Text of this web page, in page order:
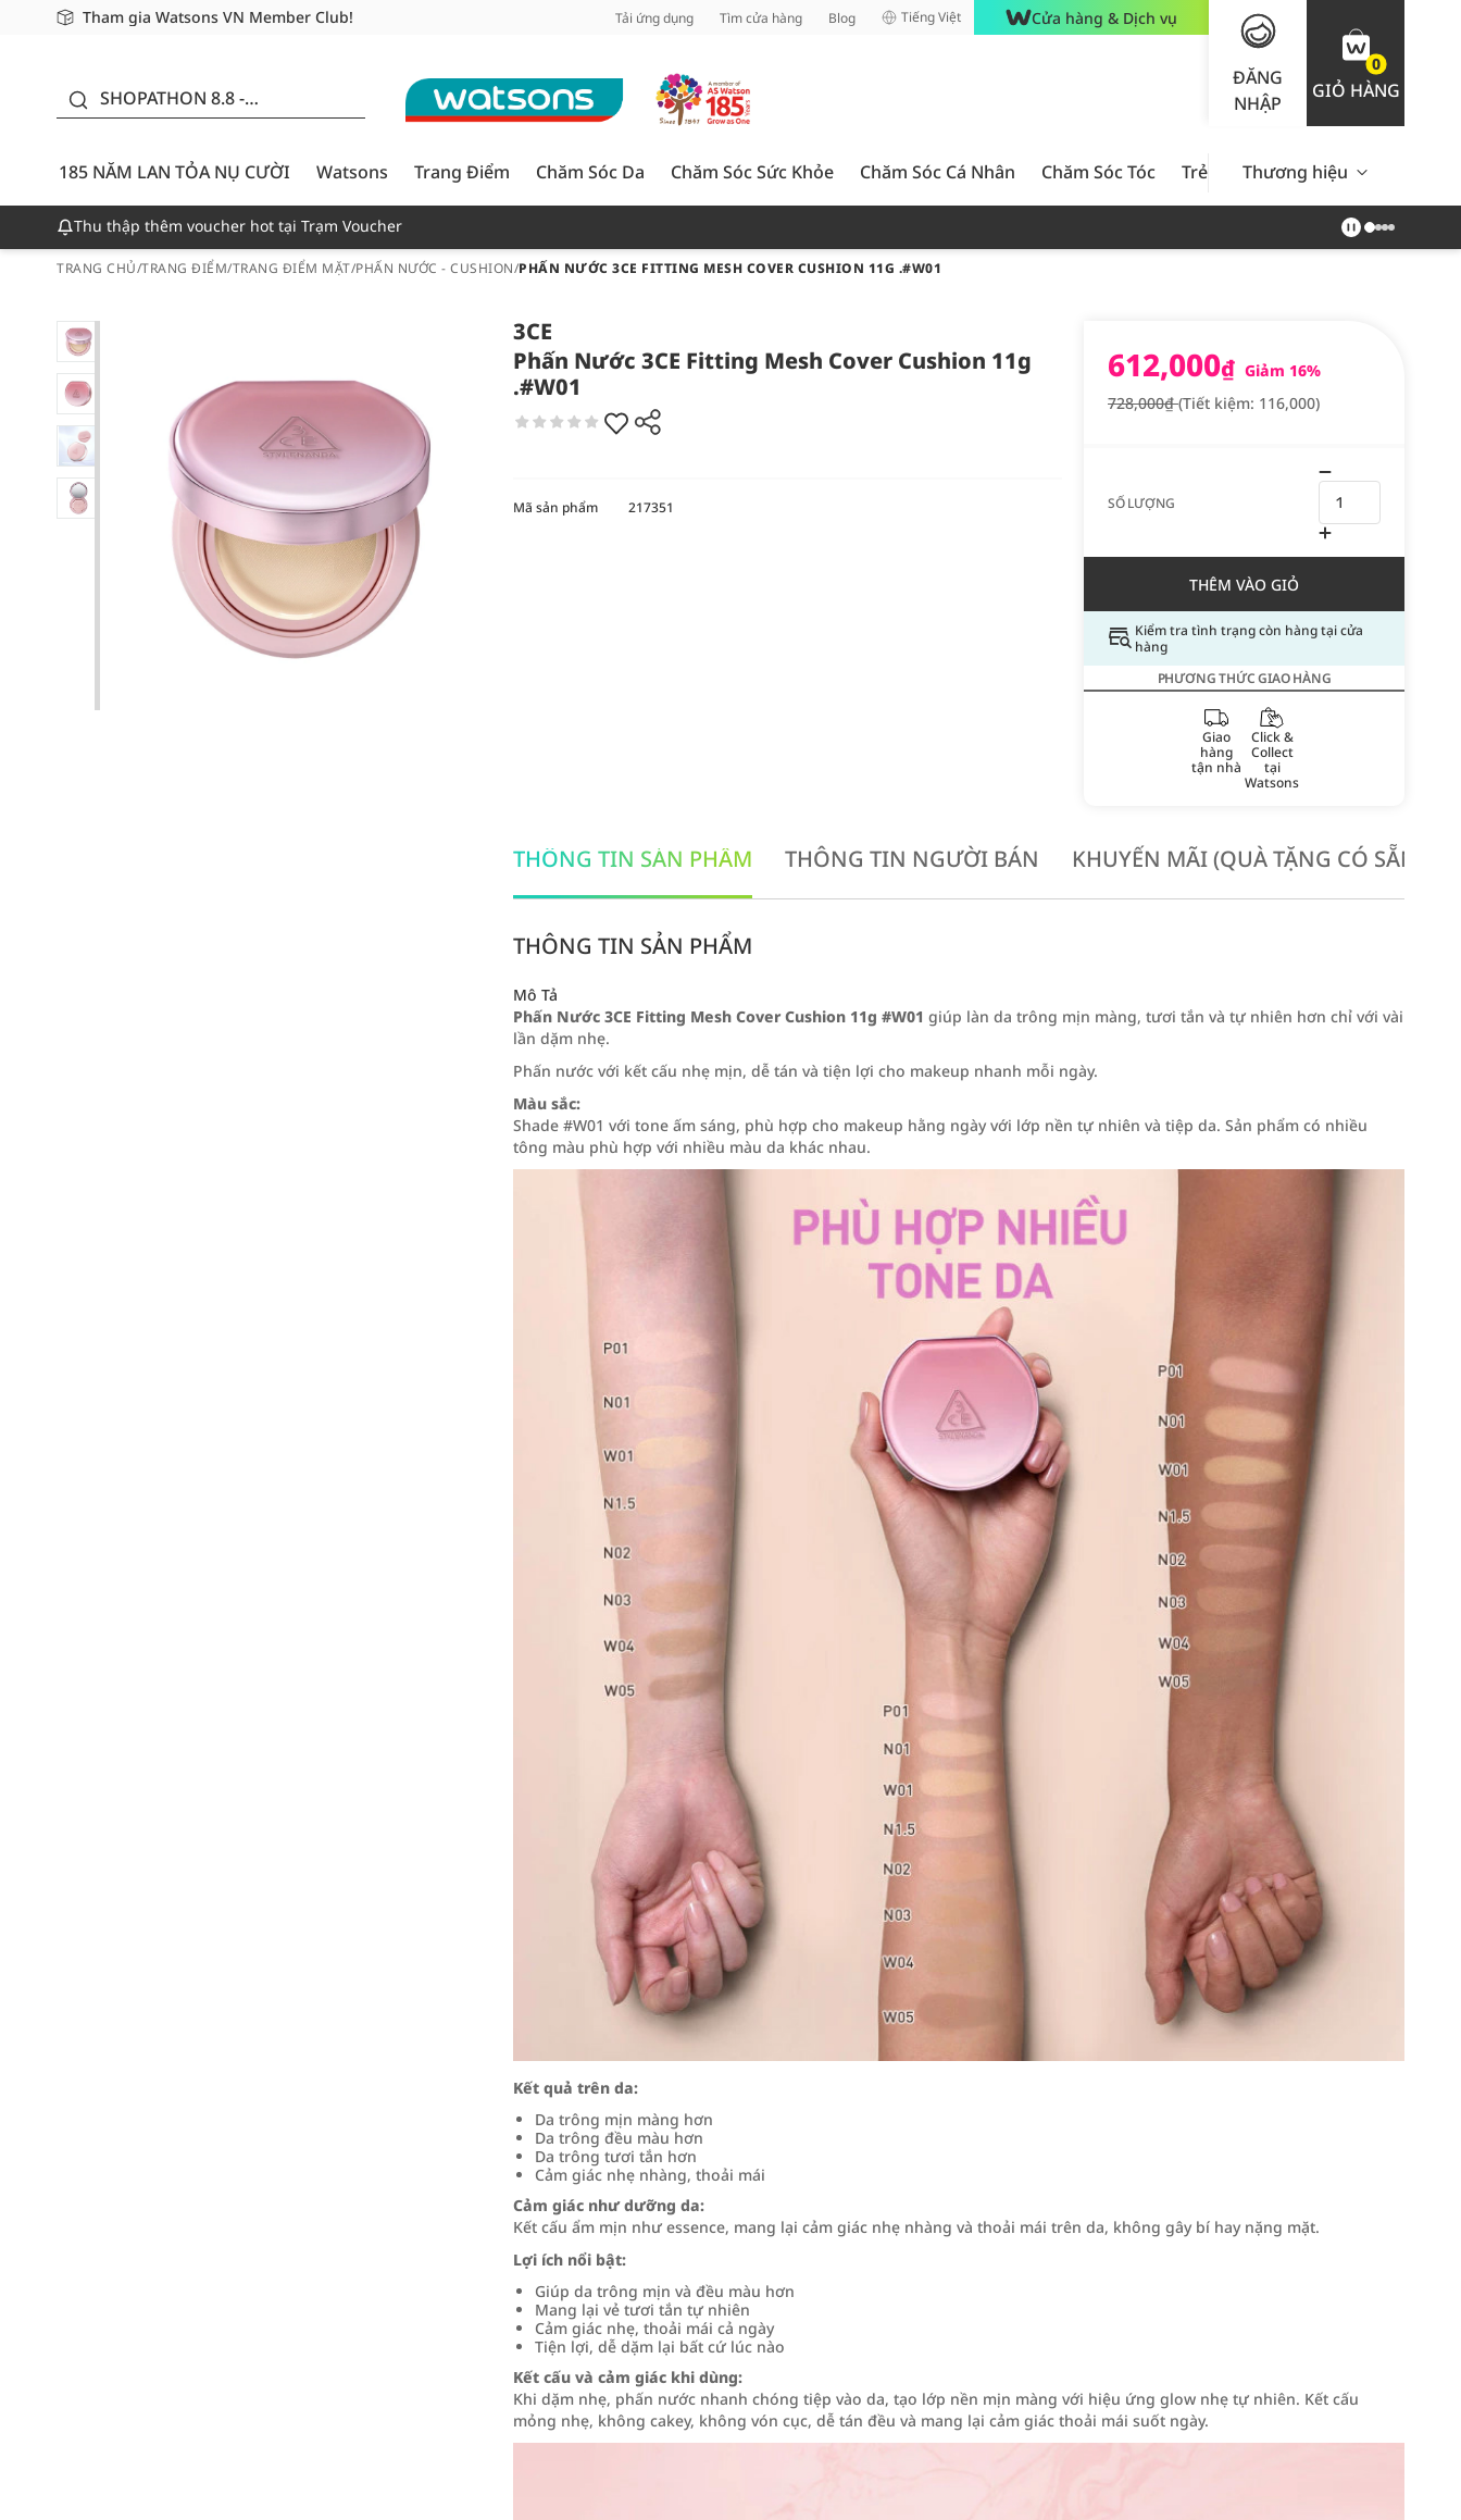
Tham gia Watsons VN Member Club!
Miễn phí giao hàng cho đơn hàng từ 249,000Đ
Giao hàng nhanh 24h - Áp dụng khu vực TP. Hồ Chí Minh Tải ứng dụng Tìm cửa hàng Blog Tiếng Việt Cửa hàng & Dịch vụ
ĐĂNG
NHẬP
0
GIỎ HÀNG
SHOPATHON 8.8 -
CƯỜI - GIẢM ĐẾN
50%
185 NĂM LAN TỎA NỤ CƯỜI
Watsons Trang Điểm Chăm Sóc Da Chăm Sóc Sức Khỏe Chăm Sóc Cá Nhân Chăm Sóc Tóc Trẻ Em Nam Giới Chăm Sóc
Thương hiệu
Thu thập thêm voucher hot tại Trạm Voucher
TRANG CHỦ/TRANG ĐIỂM/TRANG ĐIỂM MẶT/PHẤN NƯỚC - CUSHION/PHẤN NƯỚC 3CE FITTING MESH COVER CUSHION 11G .#W01
3CE
Phấn Nước 3CE Fitting Mesh Cover Cushion 11g
.#W01
612,000₫ Giảm 16%
728,000₫(Tiết kiệm: 116,000)
SỐ LƯỢNG
THÊM VÀO GIỎ
Kiểm tra tình trạng còn hàng tại cửa
hàng
PHƯƠNG THỨC GIAO HÀNG
Giao
hàng
tận nhà
Click &
Collect
tại
Watsons
Mã sản phẩm 217351
THÔNG TIN SẢN PHẨM THÔNG TIN NGƯỜI BÁN KHUYẾN MÃI (QUÀ TẶNG CÓ SẴN
THÔNG TIN SẢN PHẨM
Mô Tả
Phấn Nước 3CE Fitting Mesh Cover Cushion 11g #W01 giúp làn da trông mịn màng, tươi tắn và tự nhiên hơn chỉ với vài
lần dặm nhẹ.
Phấn nước với kết cấu nhẹ mịn, dễ tán và tiện lợi cho makeup nhanh mỗi ngày.
Màu sắc:
Shade #W01 với tone ấm sáng, phù hợp cho makeup hằng ngày với lớp nền tự nhiên và tiệp da. Sản phẩm có nhiều
tông màu phù hợp với nhiều màu da khác nhau.
Kết quả trên da:
Da trông mịn màng hơn
Da trông đều màu hơn
Da trông tươi tắn hơn
Cảm giác nhẹ nhàng, thoải mái
Cảm giác như dưỡng da:
Kết cấu ẩm mịn như essence, mang lại cảm giác nhẹ nhàng và thoải mái trên da, không gây bí hay nặng mặt.
Lợi ích nổi bật:
Giúp da trông mịn và đều màu hơn
Mang lại vẻ tươi tắn tự nhiên
Cảm giác nhẹ, thoải mái cả ngày
Tiện lợi, dễ dặm lại bất cứ lúc nào
Kết cấu và cảm giác khi dùng:
Khi dặm nhẹ, phấn nước nhanh chóng tiệp vào da, tạo lớp nền mịn màng với hiệu ứng glow nhẹ tự nhiên. Kết cấu
mỏng nhẹ, không cakey, không vón cục, dễ tán đều và mang lại cảm giác thoải mái suốt ngày.